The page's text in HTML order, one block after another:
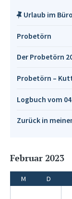
Urlaub im
Probetörn
Der Probetörn
Probetörn –
Logbuch vom
Zurück in
Februar 2023
M D